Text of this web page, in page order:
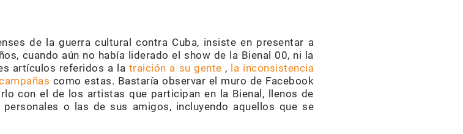
de la guerra cultural contra Cuba, insiste en presentar a
cuando aún no había liderado el show de la Bienal 00, ni la
artículos referidos a la traición a su gente , la inconsistencia
como estas. Bastaría observar el muro de Facebook
con el de los artistas que participan en la Bienal, llenos de
o las de sus amigos, incluyendo aquellos que se